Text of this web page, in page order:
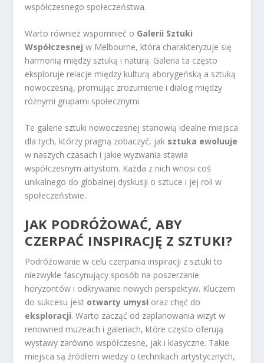
współczesnego społeczeństwa.
Warto również wspomnieć o Galerii Sztuki
Współczesnej w Melbourne, która charakteryzuje się
harmonią między sztuką i naturą. Galeria ta często
eksploruje relacje między kulturą aborygeńską a sztuką
nowoczesną, promując zrozumienie i dialog między
różnymi grupami społecznymi.
Te galerie sztuki nowoczesnej stanowią idealne miejsca
dla tych, którzy pragną zobaczyć, jak sztuka ewoluuje
w naszych czasach i jakie wyzwania stawia
współczesnym artystom. Każda z nich wnosi coś
unikalnego do globalnej dyskusji o sztuce i jej roli w
społeczeństwie.
JAK PODRÓŻOWAĆ, ABY
CZERPAĆ INSPIRACJĘ Z SZTUKI?
Podróżowanie w celu czerpania inspiracji z sztuki to
niezwykle fascynujący sposób na poszerzanie
horyzontów i odkrywanie nowych perspektyw. Kluczem
do sukcesu jest otwarty umysłoraz chęć do
eksploracji. Warto zacząć od zaplanowania wizyt w
renowned muzeach i galeriach, które często oferują
wystawy zarówno współczesne, jak i klasyczne. Takie
miejsca są źródłem wiedzy o technikach artystycznych,